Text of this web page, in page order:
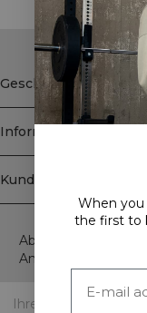
Geschäft
Information
Kundendienst
Abonnieren Sie
Angebote, unsere
When you
the first to